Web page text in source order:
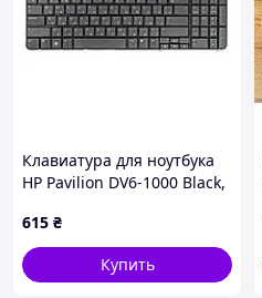
Клавиатура для ноутбука
HP Pavilion DV6-1000 Black,
615 ₴
Купить